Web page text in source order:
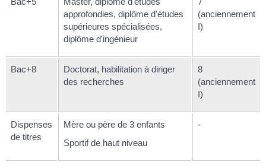
approfondies, diplôme d'études
supérieures spécialisées,
diplôme d'ingénieur
(anciennement
I)
Bac+8
Doctorat, habilitation à diriger
des recherches
8
(anciennement
I)
Dispenses
de titres
Mère ou père de 3 enfants
Sportif de haut niveau
-